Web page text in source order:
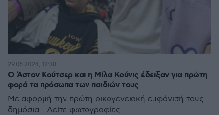
Ο Άστον Κούτσερ και η Μίλα Κούνις έδειξαν για πρώτη
φορά τα πρόσωπα των παιδιών τους
Με αφορμή την πρώτη οικογενειακή εμφάνισή τους
δημόσια - Δείτε φωτογραφίες
29.05.2024, 12:38